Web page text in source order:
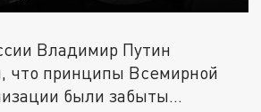
Владимир Путин
что принципы Всемирной
были забыты...